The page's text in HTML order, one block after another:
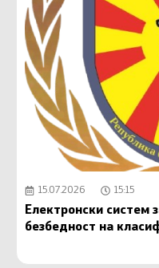
15.07.2026 15:15
Електронски систем
безбедност на